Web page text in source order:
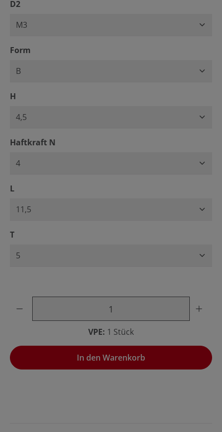
D2auswählen
Form
H
Haftkraft N
Lauswählen
Tauswählen
VPE: 1 Stück
In den Warenkorb